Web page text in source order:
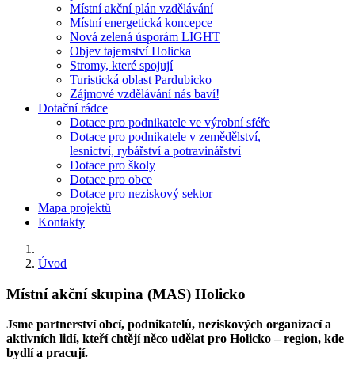
Místní akční plán vzdělávání
Místní energetická koncepce
Nová zelená úsporám LIGHT
Objev tajemství Holicka
Stromy, které spojují
Turistická oblast Pardubicko
Zájmové vzdělávání nás baví!
Dotační rádce
Dotace pro podnikatele ve výrobní sféře
Dotace pro podnikatele v zemědělství,
lesnictví, rybářství a potravinářství
Dotace pro školy
Dotace pro obce
Dotace pro neziskový sektor
Mapa projektů
Kontakty
Úvod
Místní akční skupina (MAS) Holicko
Jsme partnerství obcí, podnikatelů, neziskových organizací a
aktivních lidí, kteří chtějí něco udělat pro Holicko – region, kde
bydlí a pracují.